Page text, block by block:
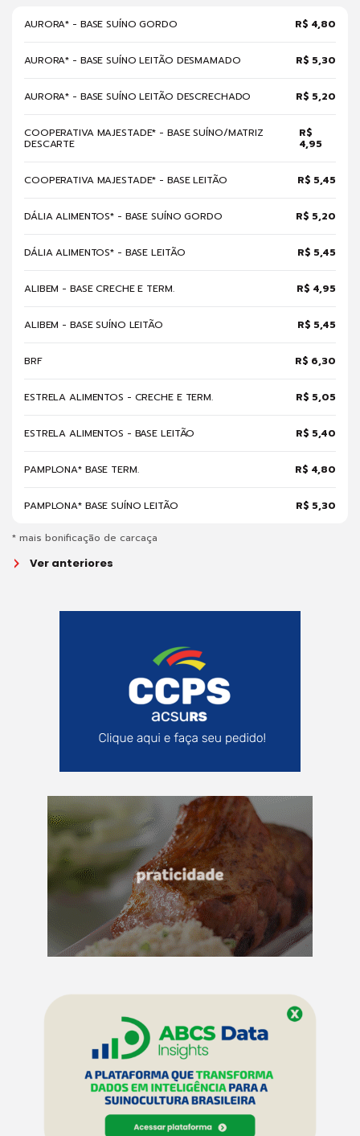
AURORA* - BASE SUÍNO GORDO R$ 4,80
AURORA* - BASE SUÍNO LEITÃO DESMAMADO R$ 5,30
AURORA* - BASE SUÍNO LEITÃO DESCRECHADO R$ 5,20
COOPERATIVA MAJESTADE* - BASE SUÍNO/MATRIZ
DESCARTE
R$
4,95
COOPERATIVA MAJESTADE* - BASE LEITÃO R$ 5,45
DÁLIA ALIMENTOS* - BASE SUÍNO GORDO R$ 5,20
DÁLIA ALIMENTOS* - BASE LEITÃO R$ 5,45
ALIBEM - BASE CRECHE E TERM. R$ 4,95
ALIBEM - BASE SUÍNO LEITÃO R$ 5,45
BRF R$ 6,30
ESTRELA ALIMENTOS - CRECHE E TERM. R$ 5,05
ESTRELA ALIMENTOS - BASE LEITÃO R$ 5,40
PAMPLONA* BASE TERM. R$ 4,80
PAMPLONA* BASE SUÍNO LEITÃO R$ 5,30
* mais bonificação de carcaça
Ver anteriores